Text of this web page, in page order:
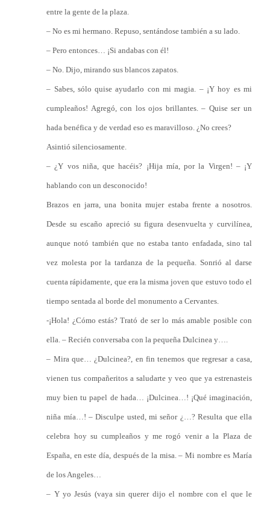
entre la gente de la plaza.
– No es mi hermano. Repuso, sentándose también a su lado.
– Pero entonces… ¡Si andabas con él!
– No. Dijo, mirando sus blancos zapatos.
– Sabes, sólo quise ayudarlo con mi magia. – ¡Y hoy es mi
cumpleaños! Agregó, con los ojos brillantes. – Quise ser un
hada benéfica y de verdad eso es maravilloso. ¿No crees?
Asintió silenciosamente.
– ¿Y vos niña, que hacéis? ¡Hija mía, por la Virgen! – ¡Y
hablando con un desconocido!
Brazos en jarra, una bonita mujer estaba frente a nosotros.
Desde su escaño apreció su figura desenvuelta y curvilínea,
aunque notó también que no estaba tanto enfadada, sino tal
vez molesta por la tardanza de la pequeña. Sonrió al darse
cuenta rápidamente, que era la misma joven que estuvo todo el
tiempo sentada al borde del monumento a Cervantes.
-¡Hola! ¿Cómo estás? Trató de ser lo más amable posible con
ella. – Recién conversaba con la pequeña Dulcinea y….
– Mira que… ¿Dulcinea?, en fin tenemos que regresar a casa,
vienen tus compañeritos a saludarte y veo que ya estrenasteis
muy bien tu papel de hada… ¡Dulcinea…! ¡Qué imaginación,
niña mía…! – Disculpe usted, mi señor ¿…? Resulta que ella
celebra hoy su cumpleaños y me rogó venir a la Plaza de
España, en este día, después de la misa. – Mi nombre es María
de los Angeles…
– Y yo Jesús (vaya sin querer dijo el nombre con el que le